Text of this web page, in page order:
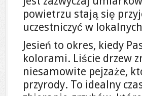
powietrzu stają się
uczestniczyć w
Jesień to okres, kiedy
kolorami. Liście drzew
niesamowite pejzaże,
przyrody. To idealny